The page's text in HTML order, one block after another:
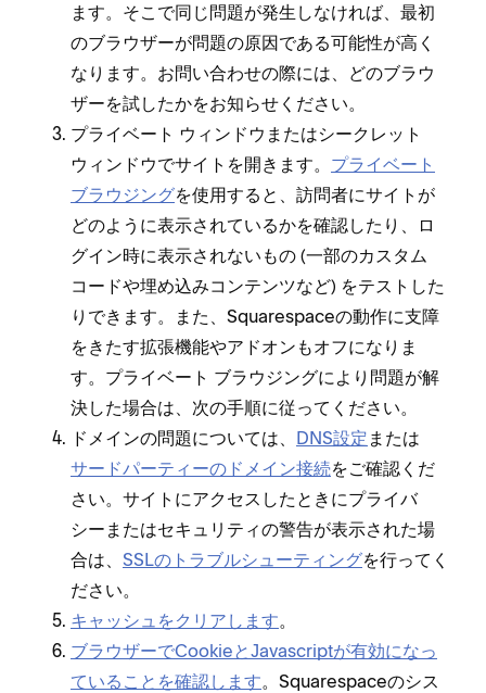
ます⁠。そこで同じ問題が発生しなければ⁠、最初
のブラウザ⁠ーが問題の原因である可能性が高く
なります⁠。お問い合わせの際には⁠、どのブラウ
ザ⁠ーを試したかをお知らせください⁠。
プライベ⁠ート ウ⁠ィンドウまたはシ⁠ークレ⁠ット
ウ⁠ィンドウでサイトを開きます⁠。 プライベ⁠ート
ブラウジングを使用すると⁠、訪問者にサイトが
どのように表示されているかを確認したり⁠、ロ
グイン時に表示されないもの (⁠一部のカスタム
コ⁠ードや埋め込みコンテンツなど⁠) をテストした
りできます⁠。また⁠、Squarespaceの動作に支障
をきたす拡張機能やアドオンもオフになりま
す⁠。プライベ⁠ート ブラウジングにより問題が解
決した場合は⁠、次の手順に従⁠ってください⁠。
ドメインの問題については⁠、 DNS設定 または
サ⁠ードパ⁠ーテ⁠ィ⁠ーのドメイン接続をご確認くだ
さい⁠。サイトにアクセスしたときにプライバ
シ⁠ーまたはセキ⁠ュリテ⁠ィの警告が表示された場
合は⁠、 SSLのトラブルシ⁠ュ⁠ーテ⁠ィングを行⁠ってく
ださい⁠。
キ⁠ャ⁠ッシ⁠ュをクリアします⁠。
ブラウザ⁠ーでCookieとJavascriptが有効にな⁠っ
ていることを確認します⁠。Squarespaceのシス